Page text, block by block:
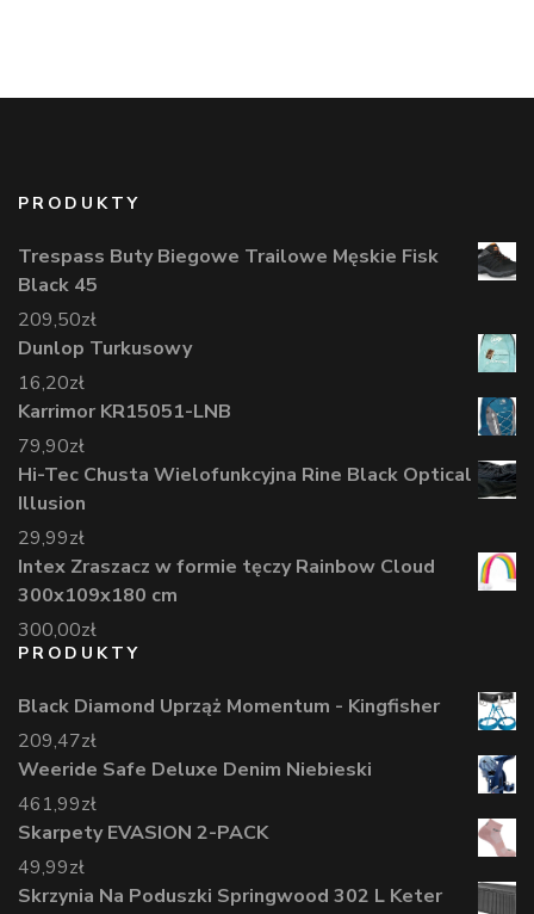
PRODUKTY
Trespass Buty Biegowe Trailowe Męskie Fisk
Black 45
209,50zł
Dunlop Turkusowy
16,20zł
Karrimor KR15051-LNB
79,90zł
Hi-Tec Chusta Wielofunkcyjna Rine Black Optical
Illusion
29,99zł
Intex Zraszacz w formie tęczy Rainbow Cloud
300x109x180 cm
300,00zł
PRODUKTY
Black Diamond Uprząż Momentum - Kingfisher
209,47zł
Weeride Safe Deluxe Denim Niebieski
461,99zł
Skarpety EVASION 2-PACK
49,99zł
Skrzynia Na Poduszki Springwood 302 L Keter